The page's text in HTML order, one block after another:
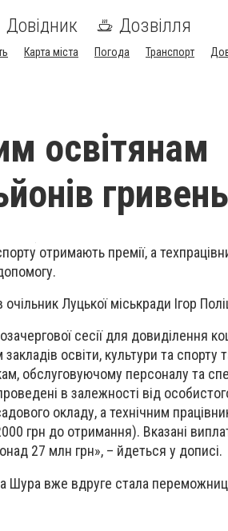
Довідник Дозвілля
Карта міста Погода Транспорт
освітянам
гривень
отримають премії, а
Луцької міськради Ігор
сесії для довиділення
освіти, культури та спорту
обслуговуючому персоналу та
в залежності від
окладу, а технічним
грн до отримання). Вказані
27 млн грн», – йдеться у дописі.
Шура вже вдруге стала